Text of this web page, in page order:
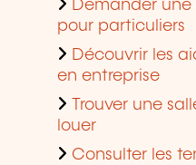
Demander
pour particuliers
Découvrir les
en entreprise
Trouver une
louer
Consulter les